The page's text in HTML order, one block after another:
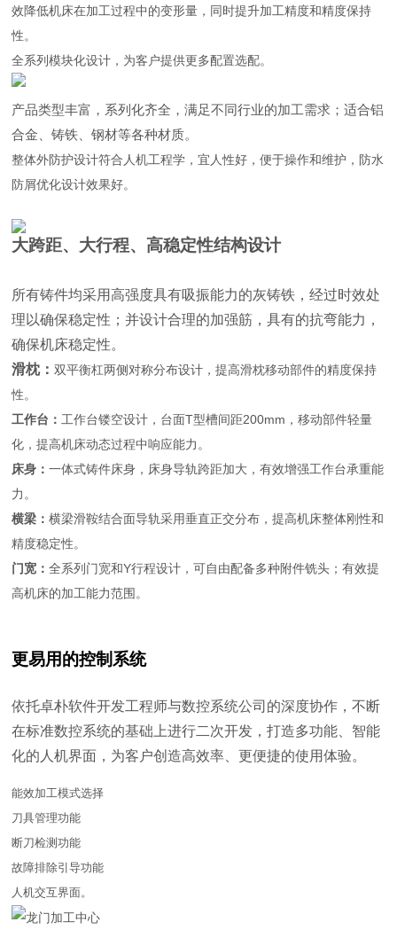
效降低机床在加工过程中的变形量，同时提升加工精度和精度保持
性。
全系列模块化设计，为客户提供更多配置选配。
产品类型丰富，系列化齐全，满足不同行业的加工需求；适合铝
合金、铸铁、钢材等各种材质。
整体外防护设计符合人机工程学，宜人性好，便于操作和维护，防水
防屑优化设计效果好。
大跨距、大行程、高稳定性结构设计
所有铸件均采用高强度具有吸振能力的灰铸铁，经过时效处
理以确保稳定性；并设计合理的加强筋，具有的抗弯能力，
确保机床稳定性。
滑枕：双平衡杠两侧对称分布设计，提高滑枕移动部件的精度保持
性。
工作台： 工作台镂空设计，台面T型槽间距200mm，移动部件轻量
化，提高机床动态过程中响应能力。
床身：一体式铸件床身，床身导轨跨距加大，有效增强工作台承重能
力。
横梁：横梁滑鞍结合面导轨采用垂直正交分布，提高机床整体刚性和
精度稳定性。
门宽：全系列门宽和Y行程设计，可自由配备多种附件铣头；有效提
高机床的加工能力范围。
更易用的控制系统
依托卓朴软件开发工程师与数控系统公司的深度协作，不断
在标准数控系统的基础上进行二次开发，打造多功能、智能
化的人机界面，为客户创造高效率、更便捷的使用体验。
能效加工模式选择
刀具管理功能
断刀检测功能
故障排除引导功能
人机交互界面。